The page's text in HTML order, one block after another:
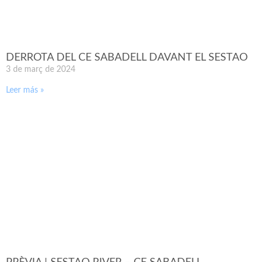
DERROTA DEL CE SABADELL DAVANT EL SESTAO
3 de març de 2024
Leer más »